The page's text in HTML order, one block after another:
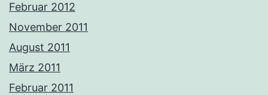
Februar 2012
November 2011
August 2011
März 2011
Februar 2011